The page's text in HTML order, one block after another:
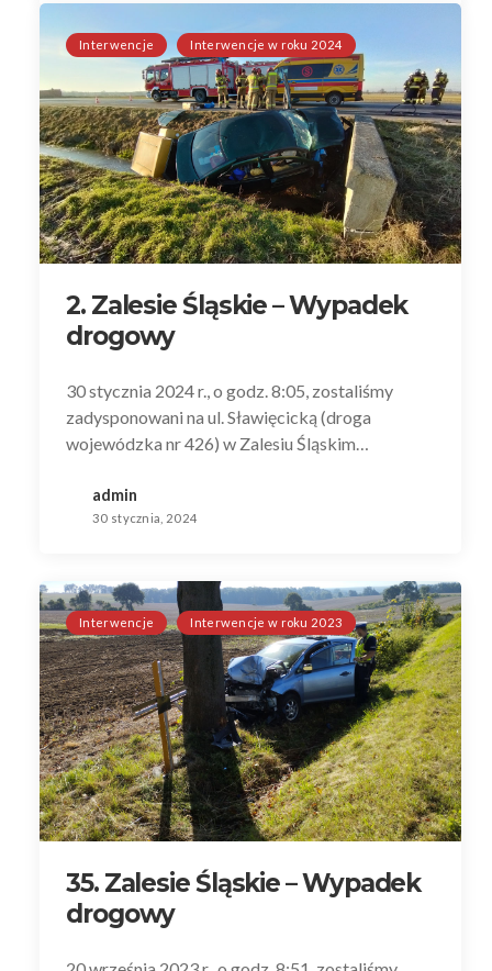
Interwencje Interwencje w roku 2024
2. Zalesie Śląskie – Wypadek
drogowy
30 stycznia 2024 r., o godz. 8:05, zostaliśmy
zadysponowani na ul. Sławięcicką (droga
wojewódzka nr 426) w Zalesiu Śląskim…
admin
30 stycznia, 2024
Interwencje Interwencje w roku 2023
35. Zalesie Śląskie – Wypadek
drogowy